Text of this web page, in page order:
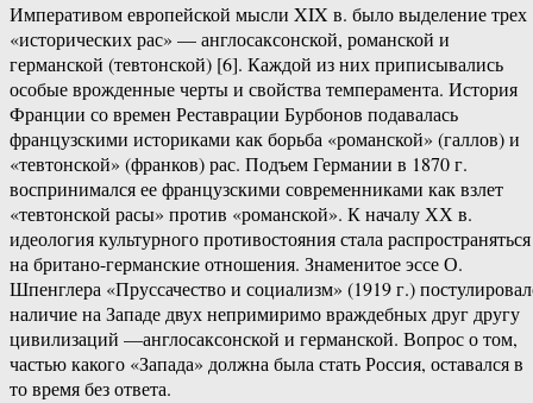
Императивом европейской мысли XIX в. было выделение трех
«исторических рас» — англосаксонской, романской и
германской (тевтонской) [6]. Каждой из них приписывались
особые врожденные черты и свойства темперамента. История
Франции со времен Реставрации Бурбонов подавалась
французскими историками как борьба «романской» (галлов) и
«тевтонской» (франков) рас. Подъем Германии в 1870 г.
воспринимался ее французскими современниками как взлет
«тевтонской расы» против «романской». К началу ХХ в.
идеология культурного противостояния стала распространяться
на британо-германские отношения. Знаменитое эссе О.
Шпенглера «Пруссачество и социализм» (1919 г.)
наличие на Западе двух непримиримо враждебных друг другу
цивилизаций —англосаксонской и германской. Вопрос о том,
частью какого «Запада» должна была стать Россия, оставался в
то время без ответа.